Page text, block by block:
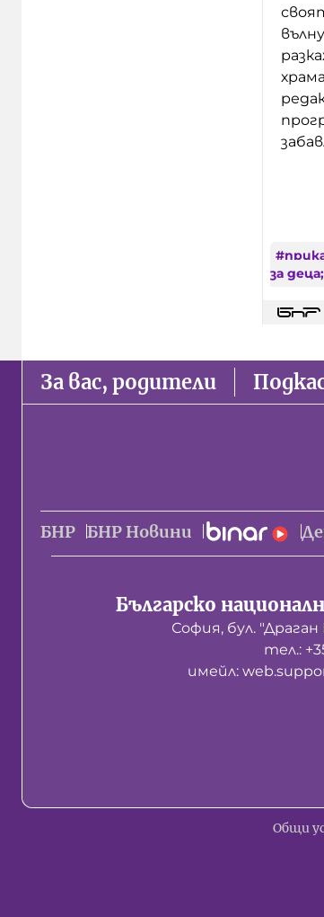
#
за
За вас, родители
БНР БНР Новини
Българско
София, бул.
тел.:
имейл:
Общи